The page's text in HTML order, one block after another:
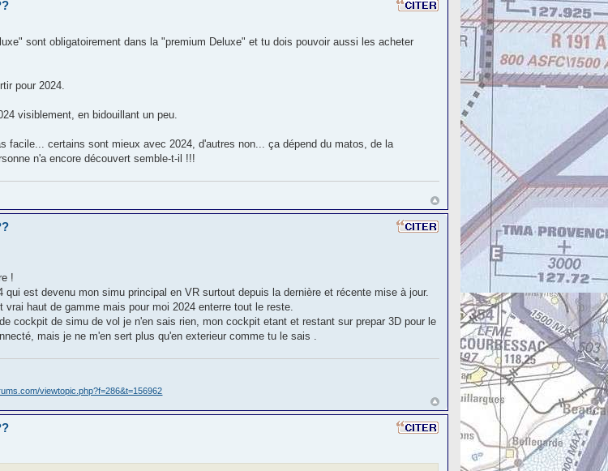
sont obligatoirement dans la "premium Deluxe" et tu dois pouvoir aussi les acheter
pour 2024.
visiblement, en bidouillant un peu.
facile... certains sont mieux avec 2024, d'autres non... ça dépend du matos, de la
n'a encore découvert semble-t-il !!!
!
est devenu mon simu principal en VR surtout depuis la dernière et récente mise à jour.
haut de gamme mais pour moi 2024 enterre tout le reste.
cockpit de simu de vol je n'en sais rien, mon cockpit etant et restant sur prepar 3D pour le
mais je ne m'en sert plus qu'en exterieur comme tu le sais .
viewtopic.php?f=286&t=156962